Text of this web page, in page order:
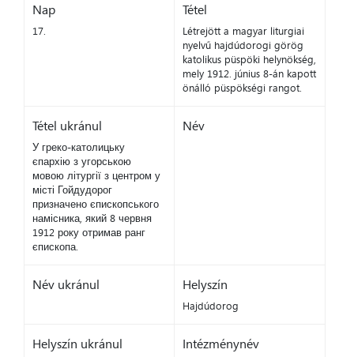
Nap
17.
Tétel
Létrejött a magyar liturgiai
nyelvű hajdúdorogi görög
katolikus püspöki helynökség,
mely 1912. június 8-án kapott
önálló püspökségi rangot.
Tétel ukránul
У греко-католицьку
єпархію з угорською
мовою літургії з центром у
місті Гойдудорог
призначено єпископського
намісника, який 8 червня
1912 року отримав ранг
єпископа.
Név
Név ukránul Helyszín
Hajdúdorog
Helyszín ukránul Intézménynév